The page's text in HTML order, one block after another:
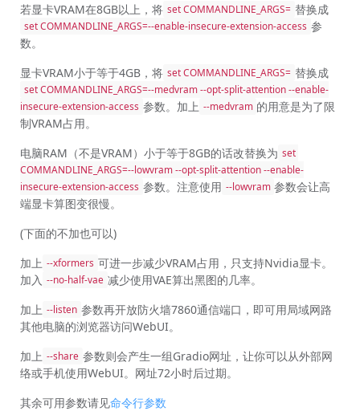
若显卡VRAM在8GB以上，将 set COMMANDLINE_ARGS= 替换成
set COMMANDLINE_ARGS=--enable-insecure-extension-access 参
数。
显卡VRAM小于等于4GB，将 set COMMANDLINE_ARGS= 替换成
set COMMANDLINE_ARGS=--medvram --opt-split-attention --enable-
insecure-extension-access 参数。加上 --medvram 的用意是为了限
制VRAM占用。
电脑RAM（不是VRAM）小于等于8GB的话改替换为 set
COMMANDLINE_ARGS=--lowvram --opt-split-attention --enable-
insecure-extension-access 参数。注意使用 --lowvram 参数会让高
端显卡算图变很慢。
(下面的不加也可以)
加上 --xformers 可进一步减少VRAM占用，只支持Nvidia显卡。
加入 --no-half-vae 减少使用VAE算出黑图的几率。
加上 --listen 参数再开放防火墙7860通信端口，即可用局域网路
其他电脑的浏览器访问WebUI。
加上 --share 参数则会产生一组Gradio网址，让你可以从外部网
络或手机使用WebUI。网址72小时后过期。
其余可用参数请见命令行参数